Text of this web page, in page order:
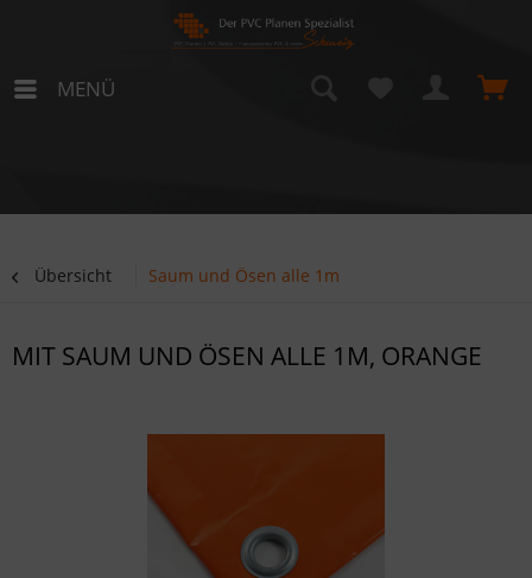
MENÜ
Übersicht Saum und Ösen alle 1m
MIT SAUM UND ÖSEN ALLE 1M, ORANGE